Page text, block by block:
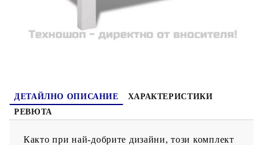
ДЕТАЙЛНО ОПИСАНИЕ
ХАРАКТЕРИСТИКИ
РЕВЮТА
Както при най-добрите дизайни, този комплект